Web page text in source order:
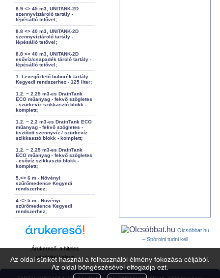
Az oldal sütiket használ a felhasználói élmény fokozása céljából.
Az oldal böngészésével elfogadja ezt.
8.9 <> 45 m3, UNITANK-2D
szennyvíztároló tartály -
lépésálló tetővel;
8.8 <> 40 m3, UNITANK-2D
szennyvíztároló tartály -
lépésálló tetővel;
8.8 <> 40 m3, UNITANK-2D
esővíz/csapadék tároló tartály -
lépésálló tetővel;
1. Levegőztető buborék tartály
Kegyedi rendszerhez - 125 liter;
1.2. ~ 2,25 m3-es DrainTank
ECO műanyag - fekvő szögletes
- szürkevíz szikkasztó blokk -
komplett;
1.2. ~ 2,2 m3-es DrainTank ECO
műanyag - fekvő szögletes -
tisztított szennyvíz / szürkevíz
szikkasztó blokk - komplett;
1.2. ~ 2,25 m3-es DrainTank
ECO műanyag - fekvő szögletes
- esővíz szikkasztó blokk -
komplett;
5.<> 6 m - Növényi
szűrőmedence Kegyedi
rendszerhez;
4.<> 5 m - Növényi
szűrőmedence Kegyedi
rendszerhez;
Árukereső, a hiteles
vásárlási kalauz
Olcsóbbat.hu
– Spórolni tudni kell